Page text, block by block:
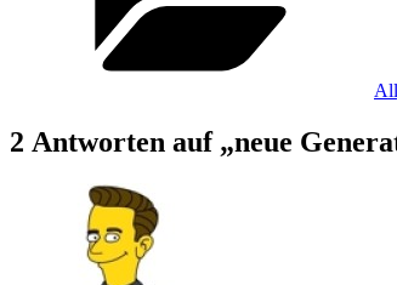
2 Antworten auf „neue